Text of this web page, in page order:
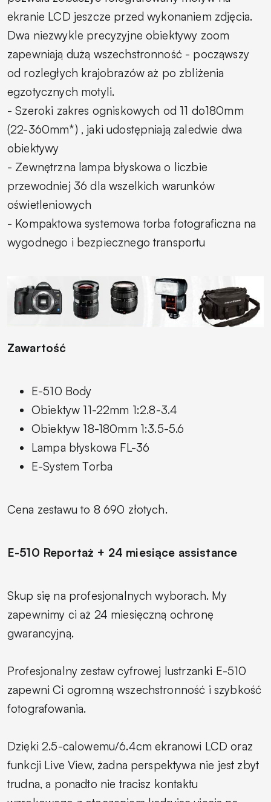
ekranie LCD jeszcze przed wykonaniem zdjęcia.
Dwa niezwykle precyzyjne obiektywy zoom
zapewniają dużą wszechstronność - począwszy
od rozległych krajobrazów aż po zbliżenia
egzotycznych motyli.
- Szeroki zakres ogniskowych od 11 do180mm
(22-360mm*) , jaki udostępniają zaledwie dwa
obiektywy
- Zewnętrzna lampa błyskowa o liczbie
przewodniej 36 dla wszelkich warunków
oświetleniowych
- Kompaktowa systemowa torba fotograficzna na
wygodnego i bezpiecznego transportu
Zawartość
E-510 Body
Obiektyw 11-22mm 1:2.8-3.4
Obiektyw 18-180mm 1:3.5-5.6
Lampa błyskowa FL-36
E-System Torba
Cena zestawu to 8 690 złotych.
E-510 Reportaż + 24 miesiące assistance
Skup się na profesjonalnych wyborach. My
zapewnimy ci aż 24 miesięczną ochronę
gwarancyjną.
Profesjonalny zestaw cyfrowej lustrzanki E-510
zapewni Ci ogromną wszechstronność i szybkość
fotografowania.
Dzięki 2.5-calowemu/6.4cm ekranowi LCD oraz
funkcji Live View, żadna perspektywa nie jest zbyt
trudna, a ponadto nie tracisz kontaktu